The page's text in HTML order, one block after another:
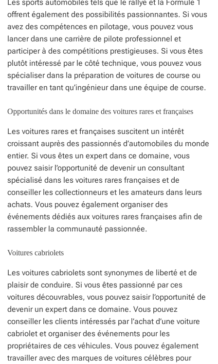
Les sports automobiles tels que le rallye et la Formule 1
offrent également des possibilités passionnantes. Si vous
avez des compétences en pilotage, vous pouvez vous
lancer dans une carrière de pilote professionnel et
participer à des compétitions prestigieuses. Si vous êtes
plutôt intéressé par le côté technique, vous pouvez vous
spécialiser dans la préparation de voitures de course ou
travailler en tant qu’ingénieur dans une équipe de course.
Opportunités dans le domaine des voitures rares et françaises
Les voitures rares et françaises suscitent un intérêt
croissant auprès des passionnés d’automobiles du monde
entier. Si vous êtes un expert dans ce domaine, vous
pouvez saisir l’opportunité de devenir un consultant
spécialisé dans les voitures rares françaises et de
conseiller les collectionneurs et les amateurs dans leurs
achats. Vous pouvez également organiser des
événements dédiés aux voitures rares françaises afin de
rassembler la communauté passionnée.
Voitures cabriolets
Les voitures cabriolets sont synonymes de liberté et de
plaisir de conduire. Si vous êtes passionné par ces
voitures découvrables, vous pouvez saisir l’opportunité de
devenir un expert dans ce domaine. Vous pouvez
conseiller les clients intéressés par l’achat d’une voiture
cabriolet et organiser des événements pour les
propriétaires de ces véhicules. Vous pouvez également
travailler avec des marques de voitures célèbres pour